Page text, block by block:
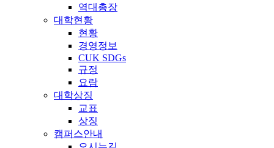
역대총장
대학현황
현황
경영정보
CUK SDGs
규정
요람
대학상징
교표
상징
캠퍼스안내